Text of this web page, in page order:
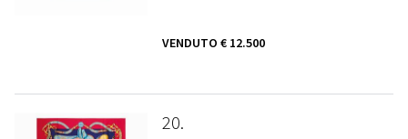
VENDUTO € 12.500
20